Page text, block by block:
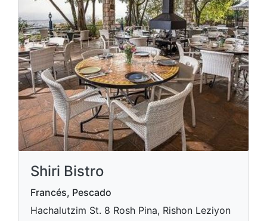
Shiri Bistro
Francés, Pescado
Hachalutzim St. 8 Rosh Pina, Rishon Leziyon